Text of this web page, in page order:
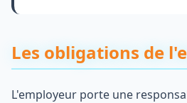
Les obligations de
L'employeur porte une